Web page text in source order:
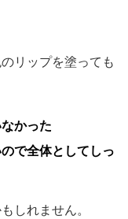
リップを塗っても
かった
で全体としてしっ
しれません。